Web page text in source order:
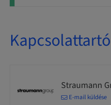
Kapcsolattartó
Straumann
E-mail küldése